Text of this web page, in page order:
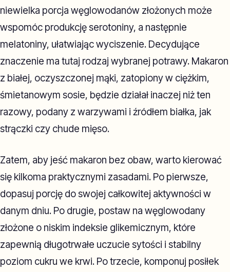
niewielka porcja węglowodanów złożonych może
wspomóc produkcję serotoniny, a następnie
melatoniny, ułatwiając wyciszenie. Decydujące
znaczenie ma tutaj rodzaj wybranej potrawy. Makaron
z białej, oczyszczonej mąki, zatopiony w ciężkim,
śmietanowym sosie, będzie działał inaczej niż ten
razowy, podany z warzywami i źródłem białka, jak
strączki czy chude mięso.
Zatem, aby jeść makaron bez obaw, warto kierować
się kilkoma praktycznymi zasadami. Po pierwsze,
dopasuj porcję do swojej całkowitej aktywności w
danym dniu. Po drugie, postaw na węglowodany
złożone o niskim indeksie glikemicznym, które
zapewnią długotrwałe uczucie sytości i stabilny
poziom cukru we krwi. Po trzecie, komponuj posiłek